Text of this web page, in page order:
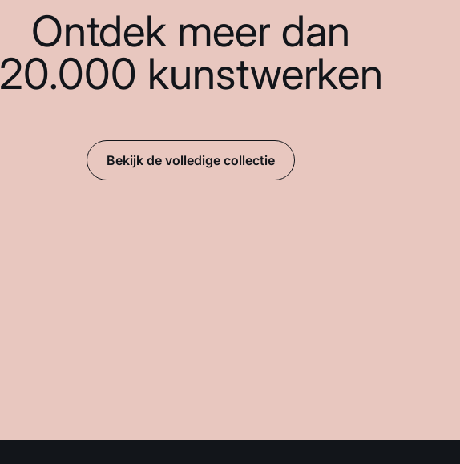
Ontdek meer dan
20.000 kunstwerken
Bekijk de volledige collectie